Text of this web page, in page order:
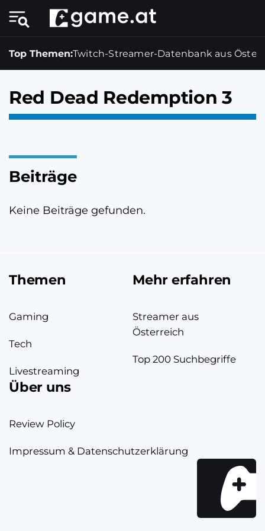
Top Themen:Twitch-Streamer-Datenbank aus
Red Dead Redemption 3
Beiträge
Keine Beiträge gefunden.
Themen
Gaming
Tech
Livestreaming
Mehr erfahren
Streamer aus
Österreich
Top 200 Suchbegriffe
Über uns
Review Policy
Impressum & Datenschutzerklärung